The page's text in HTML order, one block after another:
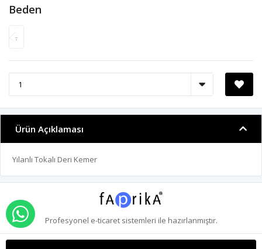
Beden
.
Ürün Açıklaması
Yılanlı Tokalı Deri Kemer
Profesyonel e-ticaretsistemleri ile hazırlanmıştır.